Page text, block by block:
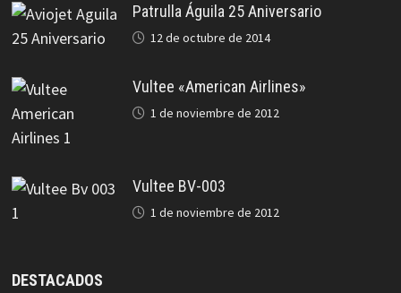
Patrulla Águila 25 Aniversario
12 de octubre de 2014
Vultee «American Airlines»
1 de noviembre de 2012
Vultee BV-003
1 de noviembre de 2012
DESTACADOS